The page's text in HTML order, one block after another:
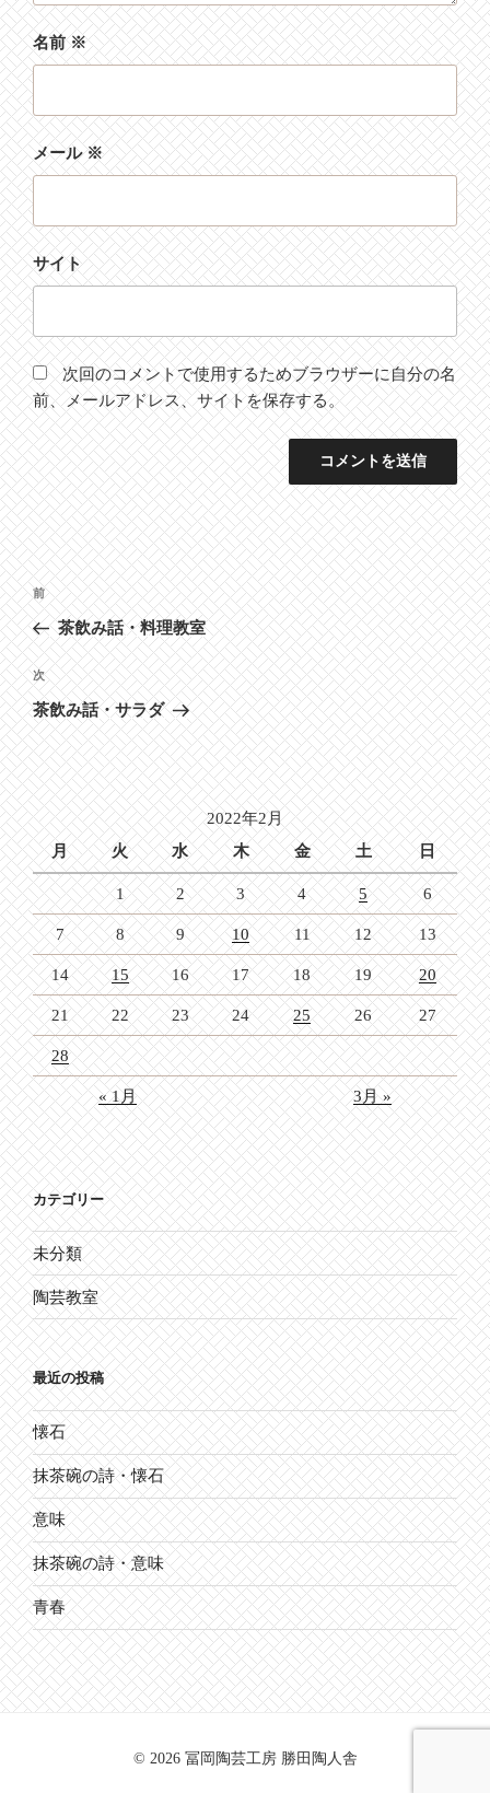
名前※
メール※
サイト
次回のコメントで使用するためブラウザーに自分の名
前、メールアドレス、サイトを保存する。
投
稿
ナ
ビ
ゲ
ー
シ
ョ
ン
前
の
投
稿
前
茶飲み話・料理教室
次
の
投
稿
次
茶飲み話・サラダ
2022年2月
月
火 水 木 金 土 日
1 2 3 4 5 6
7 8 9 10 11 12 13
14 15 16 17 18 19 20
21 22 23 24 25 26 27
28
« 1月 3月 »
カテゴリー
未分類
陶芸教室
最近の投稿
懐石
抹茶碗の詩・懐石
意味
抹茶碗の詩・意味
青春
© 2026 冨岡陶芸工房 勝田陶人舎